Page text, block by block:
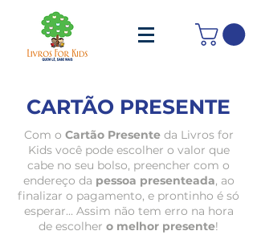
CARTÃO PRESENTE
Com o Cartão Presenteda Livros for
Kids você pode escolher o valor que
cabe no seu bolso, preencher com o
endereço da pessoa presenteada, ao
finalizar o pagamento, e prontinho é só
esperar... Assim não tem erro na hora
de escolher o melhor presente!